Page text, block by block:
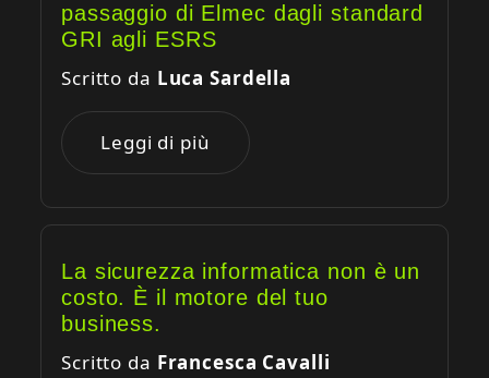
passaggio di Elmec dagli standard
GRI agli ESRS
Scritto da Luca Sardella
Leggi di più
La sicurezza informatica non è un
costo. È il motore del tuo
business.
Scritto da Francesca Cavalli